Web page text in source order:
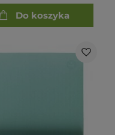
Do koszyka